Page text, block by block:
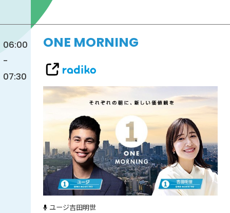
06:00
-
07:30
ONE MORNING
ユージ吉田明世